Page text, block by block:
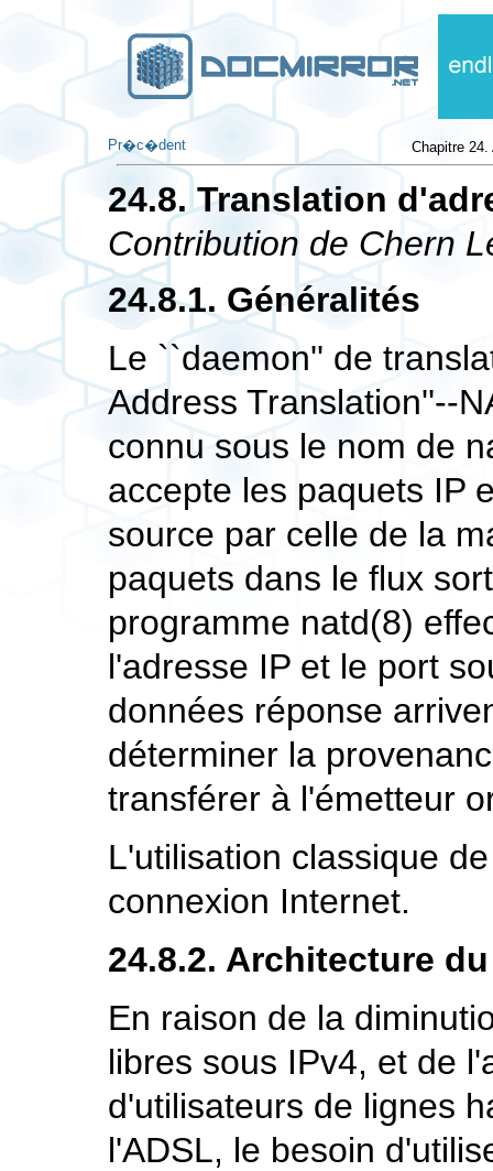
Pr�c�dent Chapitre
24.8. Translation
Contribution de Chern
24.8.1. Généralités
Le ``daemon'' de
Address Translation''--
connu sous le nom de
accepte les paquets IP
source par celle de la
paquets dans le flux
programme natd(8)
l'adresse IP et le port
données réponse
déterminer la
transférer à l'émetteur
L'utilisation classique
connexion Internet.
24.8.2. Architecture
En raison de la
libres sous IPv4, et de
d'utilisateurs de lignes
l'ADSL, le besoin